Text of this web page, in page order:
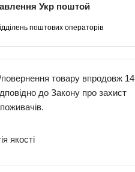
Укр поштой
поштових операторів
товару впродовж 14
до Закону про захист
якості